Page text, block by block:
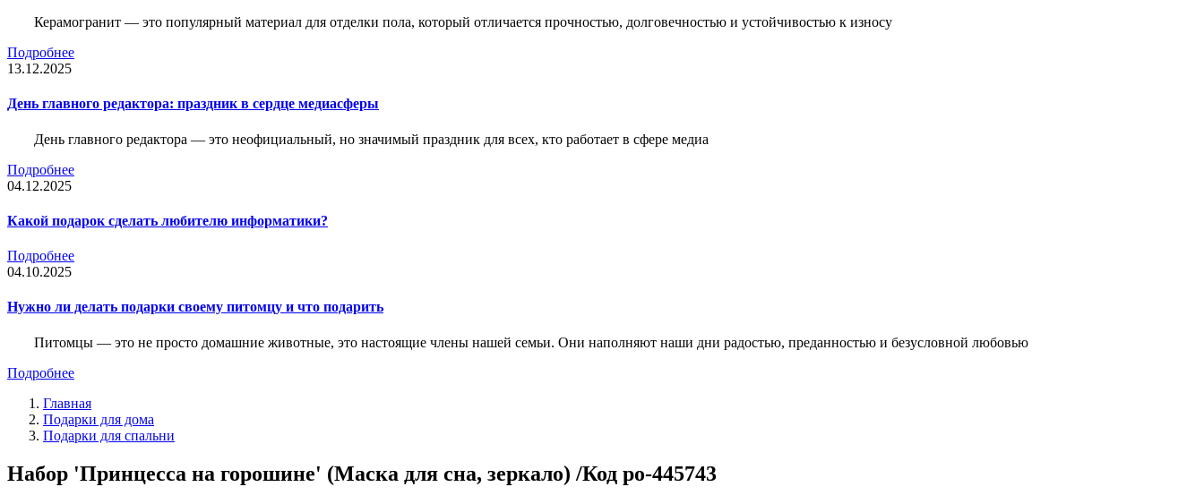
Керамогранит — это популярный материал для отделки пола, который отличается прочностью, долговечностью и устойчивостью к износу
Подробнее
13.12.2025
День главного редактора: праздник в сердце медиасферы
День главного редактора — это неофициальный, но значимый праздник для всех, кто работает в сфере медиа
Подробнее
04.12.2025
Какой подарок сделать любителю информатики?
Подробнее
04.10.2025
Нужно ли делать подарки своему питомцу и что подарить
Питомцы — это не просто домашние животные, это настоящие члены нашей семьи. Они наполняют наши дни радостью, преданностью и безусловной любовью
Подробнее
Главная
Подарки для дома
Подарки для спальни
Набор 'Принцесса на горошине' (Маска для сна, зеркало) /Код po-445743